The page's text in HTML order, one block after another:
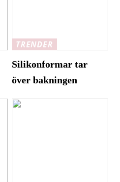
TRENDER
Silikonformar tar
över bakningen